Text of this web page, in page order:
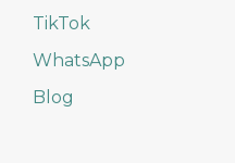
TikTok
WhatsApp
Blog